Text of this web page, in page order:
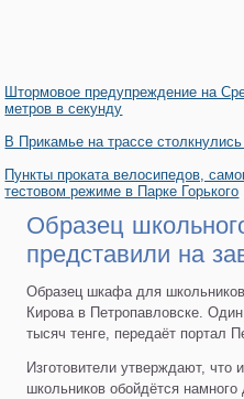
Штормовое предупреждение на
метров в секунду
В Прикамье на трассе столкнулись
Пункты проката велосипедов,
тестовом режиме в Парке Горького
Образец
представили на
Образец шкафа для
Кирова в Петропавловске.
тысяч тенге, передаёт портал
Изготовители утверждают, что
школьников обойдётся